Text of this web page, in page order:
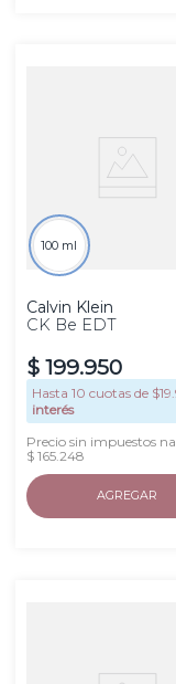
100 ml
Calvin Klein
CK Be EDT
$ 199.950
Hasta 10 cuotas de $
interés
Precio sin impuestos
$ 165.248
AGREGAR